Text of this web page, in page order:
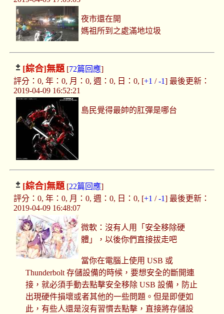
夜市還在開
媽祖所到之處滿地垃圾
[綜合]無題[72篇回應]
評分：0, 年：0, 月：0, 週：0, 日：0, [+1 /-1] 最後更新：
2019-04-09 16:52:21
島民覺得最帥的肛彈是哪台
[綜合]無題[22篇回應]
評分：0, 年：0, 月：0, 週：0, 日：0, [+1 /-1] 最後更新：
2019-04-09 16:48:07
微軟：沒有人用「安全移除硬
體」，以後你們直接拔走吧
當你在電腦上使用 USB 或
Thunderbolt 存儲設備的時候，要想安全的斷開連
接，就必須手動去點擊安全移除 USB 設備，防止
出現硬件損壞或者其他的一些問題。但是即便如
此，有些人還是沒有習慣去點擊，直接將存儲設